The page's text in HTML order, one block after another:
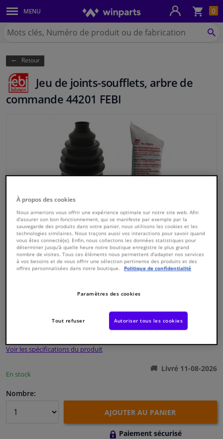
0
MENU
Carrosserie & tôles
Feux & ampoules
Freinage
Système d'échappement
Refroidissement & chauffage
Pièces moteur & accessoires
Filtres & liquides
Bagages & transport
Fenêtres & accessoires
Intérieur & ameublement
Nettoyage & protection
Atelier & outils
Camping-car, moto & vélo
Promotions et réductions
Capteurs & électronique
Chercher
Winparts.be
Retour
Jeu de joints-soufflets, arbre de
commande 44201 FEBI
Numéro de produit d'origine:0361530
Voir les spécifications du produit
En stock
Livré 11-08-2026
Nombre:
AJOUTER AU PANIER
Paiement sécurisé
À propos des cookies
Nous aimerions vous offrir une expérience optimale sur notre site web. Afin
d'assurer son bon fonctionnement, qui se manifeste par exemple par la
sauvegarde des produits dans votre panier, nous utilisons les cookies et les
technologies similaires. Nous traçons aussi vos interactions pour savoir quand
vous êtes connecté(e). Enfin, nous collectons les données statistiques pour
déterminer jusqu'à quelle heure notre boutique enregistre le plus grand
nombre de visites. Tous ces éléments nous permettent d'adapter nos services
à vos besoins et de vous offrir une sélection pertinente des produits et des
offres personnalisées dans notre boutique.
Politique de confidentialité
Paramètres des cookies
Tout refuser Autoriser tous les cookies